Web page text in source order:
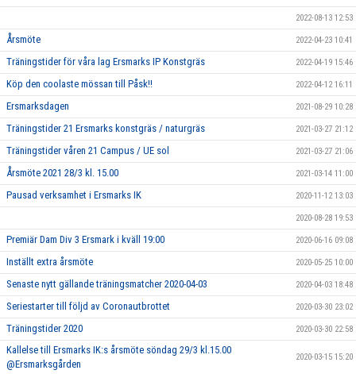
2022-08-13 12:53
Årsmöte 2022-04-23 10:41
Träningstider för våra lag Ersmarks IP Konstgräs 2022-04-19 15:46
Köp den coolaste mössan till Påsk!! 2022-04-12 16:11
Ersmarksdagen 2021-08-29 10:28
Träningstider 21 Ersmarks konstgräs / naturgräs 2021-03-27 21:12
Träningstider våren 21 Campus / UE sol 2021-03-27 21:06
Årsmöte 2021 28/3 kl. 15.00 2021-03-14 11:00
Pausad verksamhet i Ersmarks IK 2020-11-12 13:03
2020-08-28 19:53
Premiär Dam Div 3 Ersmark i kväll 19:00 2020-06-16 09:08
Inställt extra årsmöte 2020-05-25 10:00
Senaste nytt gällande träningsmatcher 2020-04-03 2020-04-03 18:48
Seriestarter till följd av Coronautbrottet 2020-03-30 23:02
Träningstider 2020 2020-03-30 22:58
Kallelse till Ersmarks IK:s årsmöte söndag 29/3 kl.15.00
@Ersmarksgården
2020-03-15 15:20